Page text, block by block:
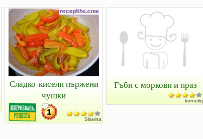
Сладко-кисели пържени
чушки
Slavina
Гъби с моркови и праз
korneliq